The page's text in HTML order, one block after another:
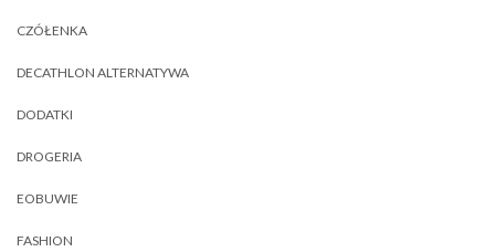
CZÓŁENKA
DECATHLON ALTERNATYWA
DODATKI
DROGERIA
EOBUWIE
FASHION